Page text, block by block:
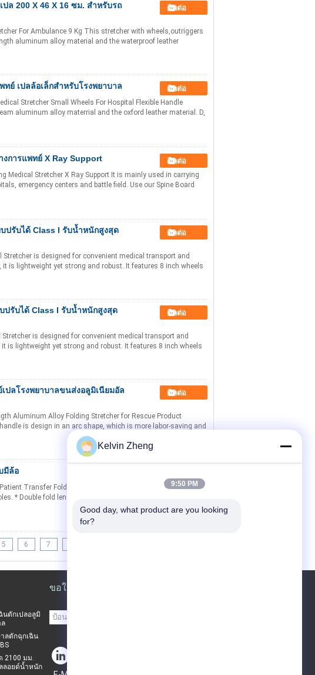
ล 200 X 46 X 16 ซม. สำหรับรถ
ติดต่อ
For Ambulance 9 Kg This stretcher with wheels,outriggers
aluminum alloy material and the waterproof leather
ย์ เปลล้อเล็กสำหรับโรงพยาบาล ติดต่อ
Stretcher Small Wheels For Hospital Flexible Handle
aluminum alloy materrial and the oxford leather material. D,
การแพทย์ X Ray Support ติดต่อ
Medical Stretcher X Ray Support It is mainly used in carrying
emergency centers and battle field. Use our Spine Board
ปรับได้ Class I รับน้ำหนักสูงสุด
ติดต่อ
is designed for convenient medical transport and
is lightweight yet strong and robust. It features 8 inch wheels
ปรับได้ Class I รับน้ำหนักสูงสุด
ติดต่อ
is designed for convenient medical transport and
is lightweight yet strong and robust. It features 8 inch wheels
ปลโรงพยาบาลขนส่งอลูมิเนียมอัล
ติดต่อ
Aluminum Alloy Folding Stretcher for Rescue Product
is design in an arc shape, which is more labor-saving and
มีล้อ
Transfer Foldable Stretcher with Wheels Product
* Double fold lengthwise and crosswise for compact storage
5 6 7
นตักเปลอลูมิ
ลตักฉุกเฉิน
2100 มม.
ลอยด์น้ำหนัก
ขอใบเสนอราคา
Kelvin Zheng
9:50 PM
Good day, what product are you looking
for?